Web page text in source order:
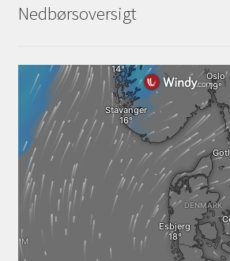
Nedbørsoversigt